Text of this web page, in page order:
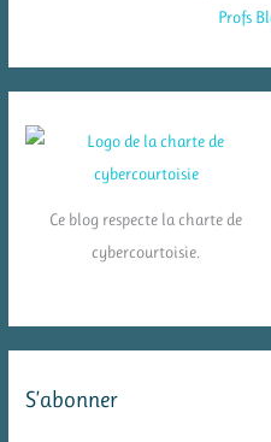
Ce blog respecte la charte de
cybercourtoisie.
S’abonner